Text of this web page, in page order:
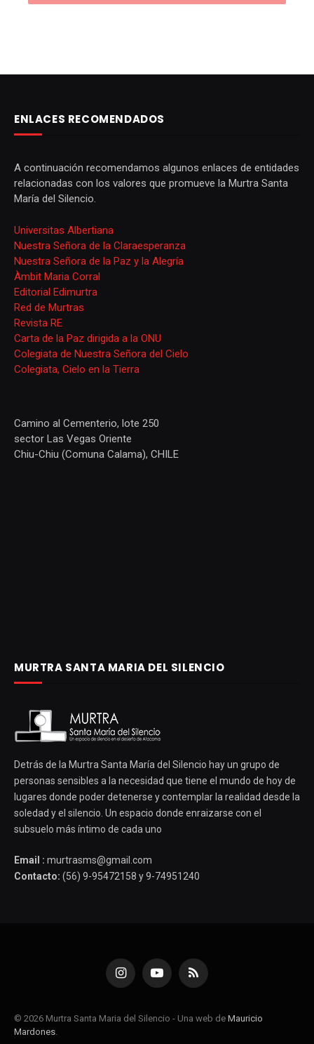
ENLACES RECOMENDADOS
A continuación recomendamos algunos enlaces de entidades
relacionadas con los valores que promueve la Murtra Santa
María del Silencio.
Universitas Albertiana
Nuestra Señora de la Claraesperanza
Nuestra Señora de la Paz y la Alegría
Àmbit Maria Corral
Editorial Edimurtra
Red de Murtras
Revista RE
Carta de la Paz dirigida a la ONU
Colegiata de Nuestra Señora del Cielo
Colegiata, Cielo en la Tierra
Camino al Cementerio, lote 250
sector Las Vegas Oriente
Chiu-Chiu (Comuna Calama), CHILE
MURTRA SANTA MARIA DEL SILENCIO
Detrás de la Murtra Santa María del Silencio hay un grupo de
personas sensibles a la necesidad que tiene el mundo de hoy de
lugares donde poder detenerse y contemplar la realidad desde la
soledad y el silencio. Un espacio donde enraizarse con el
subsuelo más íntimo de cada uno
Email : murtrasms@gmail.com
Contacto: (56) 9-95472158 y 9-74951240
InstagramYouTubeRSS
© 2026 Murtra Santa Maria del Silencio - Una web de Mauricio
Mardones